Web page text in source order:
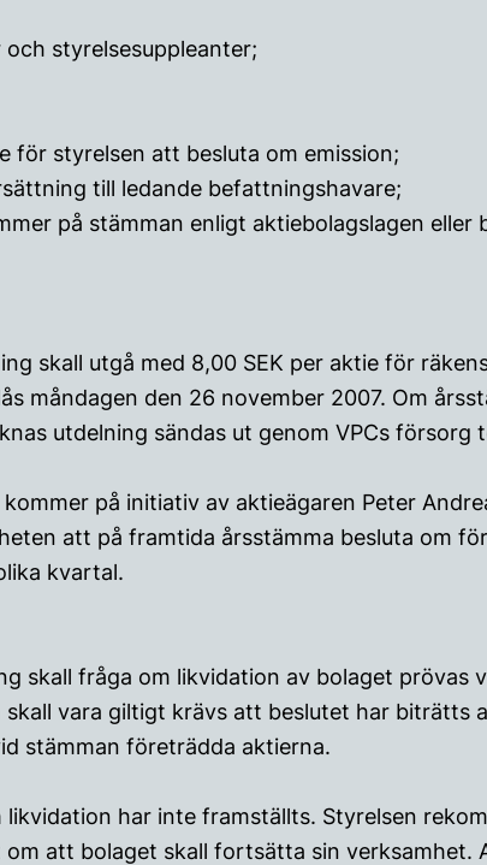
och styrelsesuppleanter;
för styrelsen att besluta om emission;
till ledande befattningshavare;
på stämman enligt aktiebolagslagen eller
skall utgå med 8,00 SEK per aktie för
måndagen den 26 november 2007. Om
utdelning sändas ut genom VPCs försorg
på initiativ av aktieägaren Peter
att på framtida årsstämma besluta om
kvartal.
skall fråga om likvidation av bolaget prövas
vara giltigt krävs att beslutet har biträtts
stämman företrädda aktierna.
har inte framställts. Styrelsen
att bolaget skall fortsätta sin verksamhet.